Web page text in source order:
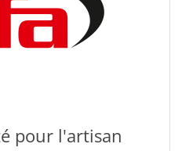
pour l'artisan